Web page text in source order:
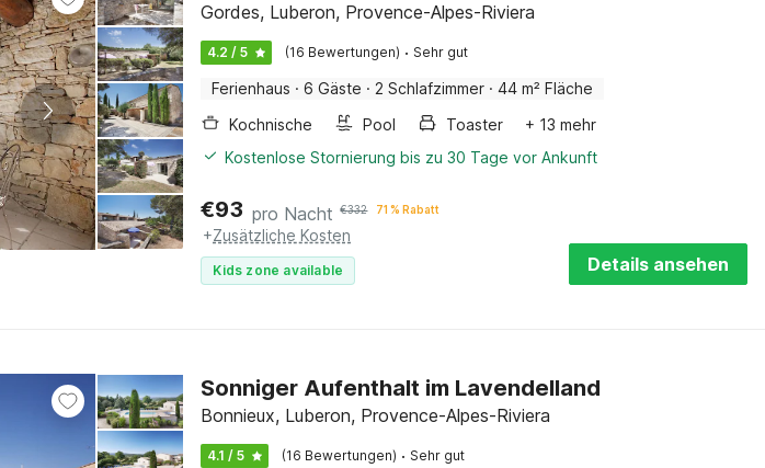
Gordes, Luberon, Provence-Alpes-Riviera
4.2 / 5 (16 Bewertungen) · Sehr gut
Ferienhaus · 6 Gäste · 2 Schlafzimmer · 44 m² Fläche
Kochnische
Pool Toaster
+ 13 mehr
Kostenlose Stornierung bis zu 30 Tage vor Ankunft
€93 pro Nacht €332 71 % Rabatt
+Zusätzliche Kosten
Kids zone available Details ansehen
Sonniger Aufenthalt im Lavendelland
Bonnieux, Luberon, Provence-Alpes-Riviera
4.1 / 5 (16 Bewertungen) · Sehr gut